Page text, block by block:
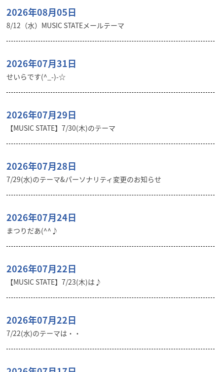
2026年08月05日
8/12（水）MUSIC STATEメールテーマ
2026年07月31日
せいらです(^_-)-☆
2026年07月29日
【MUSIC STATE】7/30(木)のテーマ
2026年07月28日
7/29(水)のテーマ&パーソナリティ変更のお知らせ
2026年07月24日
まつりだあ(^^♪
2026年07月22日
【MUSIC STATE】7/23(木)は♪
2026年07月22日
7/22(水)のテーマは・・